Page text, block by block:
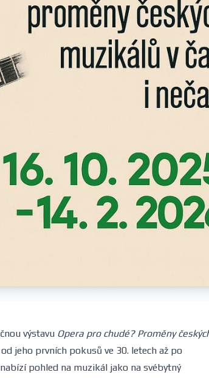
výstavu Opera pro chudé? Proměny
jeho prvních pokusů ve 30. letech až po
pohled na muzikál jako na svébytný